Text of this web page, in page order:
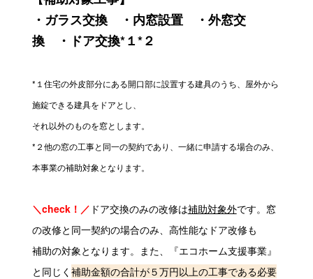
・ガラス交換 ・内窓設置 ・外窓交
換 ・ドア交換*１*２
*１ 住宅の外皮部分にある開口部に設置する建具のうち、屋外から
施錠できる建具をドアとし、​
それ以外のものを窓とします。
*２ 他の窓の工事と同一の契約であり、一緒に申請する場合のみ、
本事業の補助対象となります。
＼check！／ ドア交換のみの改修は補助対象外です。窓
の改修と同一契約の場合のみ、高性能なドア改修も
補助の対象となります。また、『エコホーム支援事業』
と同じく 補助金額の合計が５万円以上の工事である必要